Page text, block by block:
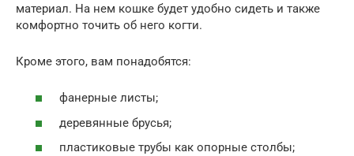
материал. На нем кошке будет удобно сидеть и также
комфортно точить об него когти.
Кроме этого, вам понадобятся:
фанерные листы;
деревянные брусья;
пластиковые трубы как опорные столбы;